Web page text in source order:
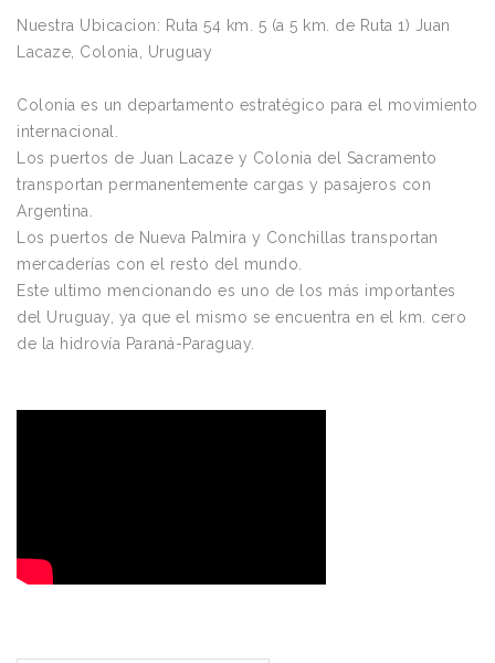
Nuestra Ubicacion: Ruta 54 km. 5 (a 5 km. de Ruta 1) Juan
Lacaze, Colonia, Uruguay
Colonia es un departamento estratégico para el movimiento
internacional.
Los puertos de Juan Lacaze y Colonia del Sacramento
transportan permanentemente cargas y pasajeros con
Argentina.
Los puertos de Nueva Palmira y Conchillas transportan
mercaderías con el resto del mundo.
Este ultimo mencionando es uno de los más importantes
del Uruguay, ya que el mismo se encuentra en el km. cero
de la hidrovía Paraná-Paraguay.